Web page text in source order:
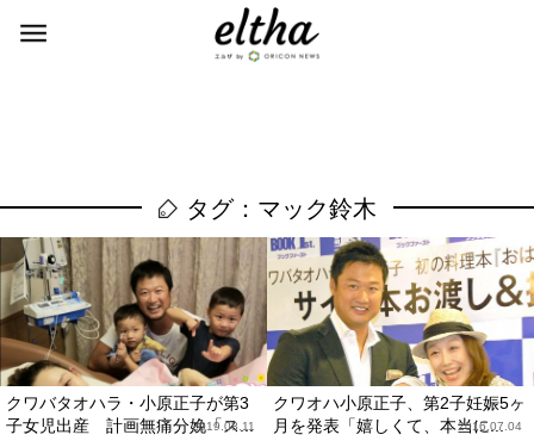
タグ：マック鈴木
クワバタオハラ・小原正子が第3
子女児出産 計画無痛分娩「ス...
2019.08.11
クワオハ小原正子、第2子妊娠5ヶ
月を発表「嬉しくて、本当に...
2016.07.04